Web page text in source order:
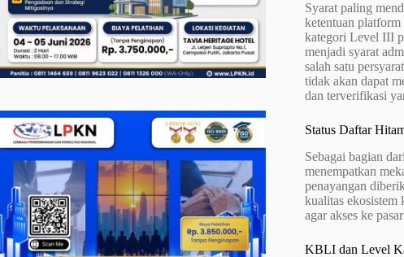
Syarat paling
ketentuan
kategori Level III
menjadi syarat
salah satu
tidak akan dapat
dan terverifikasi
Status Daftar
Sebagai bagian
menempatkan
penayangan
kualitas ekosistem
agar akses ke
KBLI dan Level